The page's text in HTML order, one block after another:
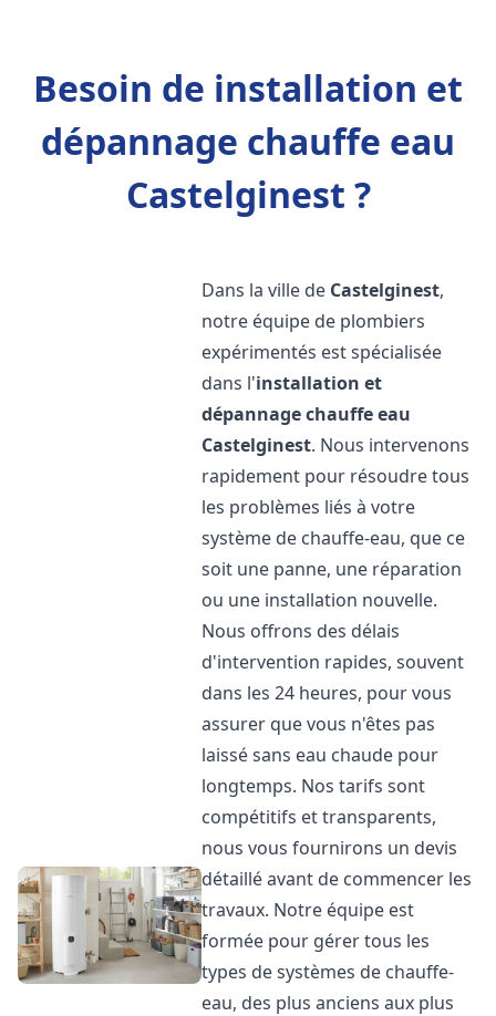
Besoin de installation et
dépannage chauffe eau
Castelginest ?
Dans la ville de Castelginest,
notre équipe de plombiers
expérimentés est spécialisée
dans l'installation et
dépannage chauffe eau
Castelginest. Nous intervenons
rapidement pour résoudre tous
les problèmes liés à votre
système de chauffe-eau, que ce
soit une panne, une réparation
ou une installation nouvelle.
Nous offrons des délais
d'intervention rapides, souvent
dans les 24 heures, pour vous
assurer que vous n'êtes pas
laissé sans eau chaude pour
longtemps. Nos tarifs sont
compétitifs et transparents,
nous vous fournirons un devis
détaillé avant de commencer les
travaux. Notre équipe est
formée pour gérer tous les
types de systèmes de chauffe-
eau, des plus anciens aux plus